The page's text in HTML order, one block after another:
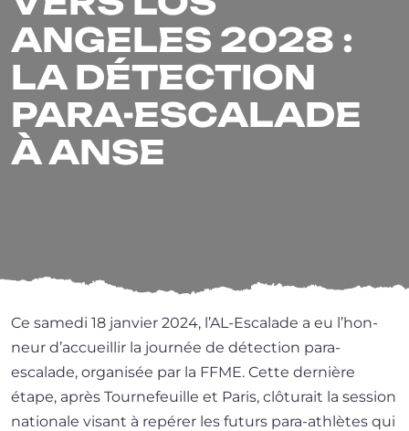
ANGELES 2028 :
LA DÉTECTION
PARA-ESCALADE
À ANSE
Ce same­di 18 jan­vier 2024, l’AL-Escalade a eu l’hon­
neur d’ac­cueillir la jour­née de détec­tion para-
escalade, orga­ni­sée par la FFME. Cette der­nière
étape, après Tournefeuille et Paris, clô­tu­rait la ses­sion
natio­nale visant à repé­rer les futurs para-athlètes qui